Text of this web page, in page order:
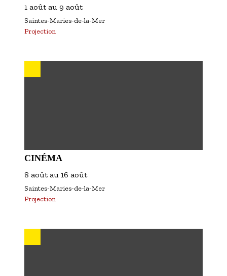
1 août au 9 août
Saintes-Maries-de-la-Mer
Projection
CINÉMA
8 août au 16 août
Saintes-Maries-de-la-Mer
Projection